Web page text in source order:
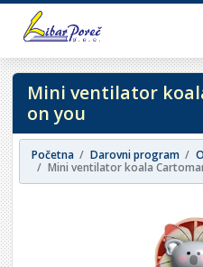
Mini ventilator
on you
Početna Darovni program
Mini ventilator koala